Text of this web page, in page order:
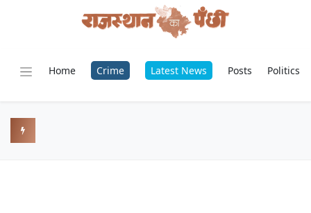
Home Crime Latest News Posts Politics